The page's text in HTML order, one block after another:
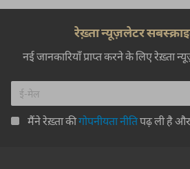
रेख़्ता न्यूज़लेटर
नई जानकारियाँ प्राप्त करने के लिए रेख़्ता
मैंने रेख़्ता कीगोपनीयता नीतिपढ़ ली है